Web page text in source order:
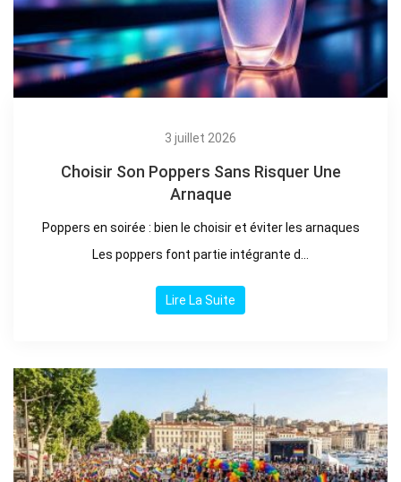
3 juillet 2026
Choisir Son Poppers Sans Risquer Une
Arnaque
Poppers en soirée : bien le choisir et éviter les arnaques
Les poppers font partie intégrante d...
Lire La Suite